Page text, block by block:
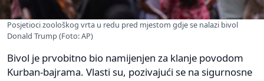
Posjetioci zoološkog vrta u redu pred mjestom gdje se nalazi bivol
Donald Trump (Foto: AP)
Bivol je prvobitno bio namijenjen za klanje povodom
Kurban-bajrama. Vlasti su, pozivajući se na sigurnosne